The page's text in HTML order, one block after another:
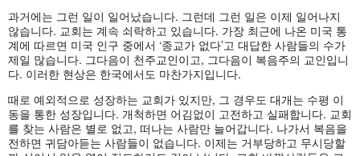
과거에는 그런 일이 일어났습니다. 그런데 그런 일은 이제 일어나지
않습니다. 교회는 계속 쇠락하고 있습니다. 가장 최근에 나온 미국 통
계에 따르면 미국 인구 중에서 ‘종교가 없다’고 대답한 사람들의 수가
제일 많습니다. 그다음이 천주교인이고, 그다음이 복음주의 교인입니
다. 이러한 현상은 한국에서도 마찬가지입니다.
때로 예외적으로 성장하는 교회가 있지만, 그 경우도 대개는 수평 이
동을 통한 성장입니다. 개척하면 어김없이 고전하고 실패합니다. 교회
를 찾는 사람은 별로 없고, 떠나는 사람만 늘어갑니다. 나가서 복음을
전하면 귀담아듣는 사람들이 없습니다. 이제는 거부당하고 무시당할